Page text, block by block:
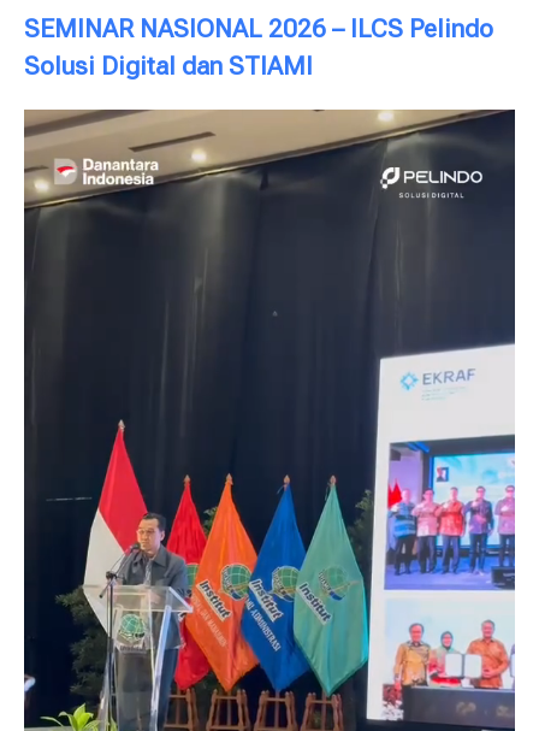
SEMINAR NASIONAL 2026 – ILCS Pelindo
Solusi Digital dan STIAMI